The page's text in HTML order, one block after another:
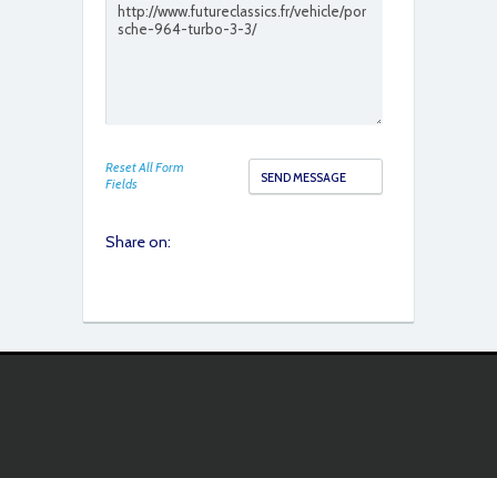
Reset All Form
Fields
Share on: